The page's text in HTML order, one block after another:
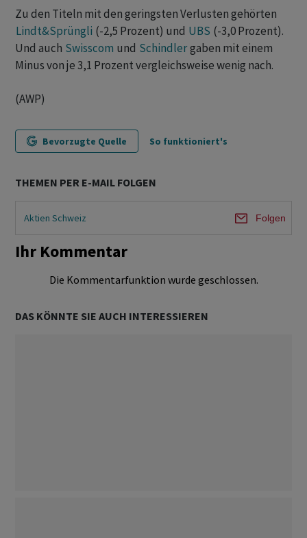
Zu den Titeln mit den geringsten Verlusten gehörten
Lindt&Sprüngli (-2,5 Prozent) und UBS (-3,0 Prozent).
Und auch Swisscom und Schindlergaben mit einem
Minus von je 3,1 Prozent vergleichsweise wenig nach.
(AWP)
Bevorzugte Quelle So funktioniert's
THEMEN PER E-MAIL FOLGEN
Aktien Schweiz Folgen
Ihr Kommentar
Die Kommentarfunktion wurde geschlossen.
DAS KÖNNTE SIE AUCH INTERESSIEREN